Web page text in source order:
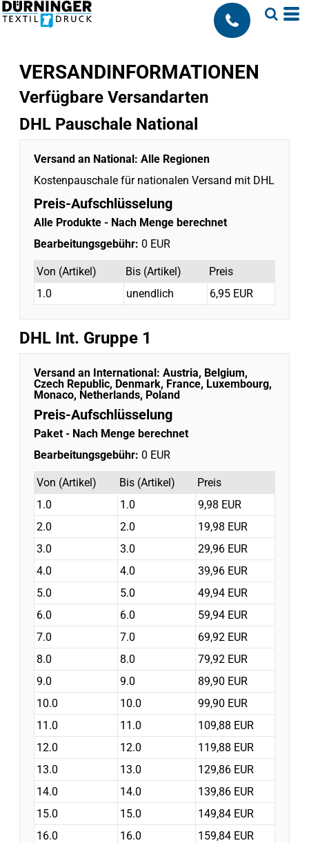
;
VERSANDINFORMATIONEN
Verfügbare Versandarten
DHL Pauschale National
Versand an National: Alle Regionen
Kostenpauschale für nationalen Versand mit DHL
Preis-Aufschlüsselung
Alle Produkte - Nach Menge berechnet
Bearbeitungsgebühr: 0 EUR
Von (Artikel) Bis (Artikel)
Preis
1.0
unendlich 6,95 EUR
DHL Int. Gruppe 1
Versand an International: Austria, Belgium,
Czech Republic, Denmark, France, Luxembourg,
Monaco, Netherlands, Poland
Preis-Aufschlüsselung
Paket - Nach Menge berechnet
Bearbeitungsgebühr: 0 EUR
Von (Artikel) Bis (Artikel)
Preis
1.0
1.0
9,98 EUR
2.0
2.0
19,98 EUR
3.0
3.0
29,96 EUR
4.0
4.0
39,96 EUR
5.0
5.0
49,94 EUR
6.0
6.0
59,94 EUR
7.0
7.0
69,92 EUR
8.0
8.0
79,92 EUR
9.0
9.0
89,90 EUR
10.0
10.0
99,90 EUR
11.0
11.0
109,88 EUR
12.0
12.0
119,88 EUR
13.0
13.0
129,86 EUR
14.0
14.0
139,86 EUR
15.0
15.0
149,84 EUR
16.0
16.0
159,84 EUR